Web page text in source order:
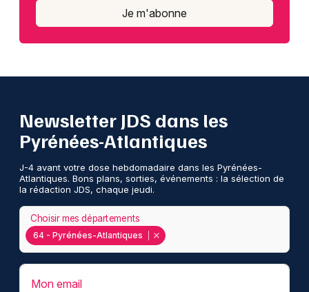
Je m'abonne
Newsletter JDS dans les
Pyrénées-Atlantiques
J-4 avant votre dose hebdomadaire dans les Pyrénées-
Atlantiques. Bons plans, sorties, événements : la sélection de
la rédaction JDS, chaque jeudi.
64 - Pyrénées-Atlantiques
Choisir mes départements
Mon email